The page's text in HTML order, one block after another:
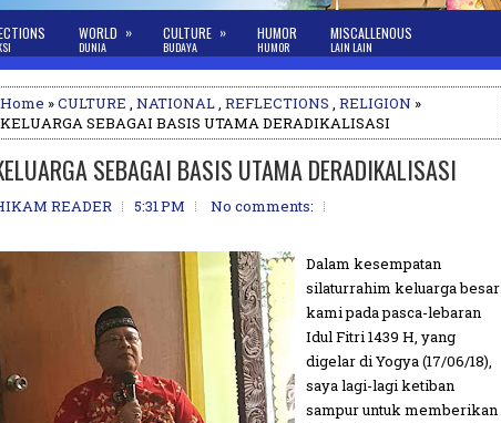
WORLD
DUNIA
» CULTURE
BUDAYA
» HUMOR
HUMOR
MISCALLENOUS
LAIN LAIN
Home »CULTURE , NATIONAL, REFLECTIONS , RELIGION »
KELUARGA SEBAGAI BASIS UTAMA DERADIKALISASI
SEBAGAI BASIS UTAMA DERADIKALISASI
READER 5:31 PM No comments:
Dalam kesempatan
silaturrahim keluarga besar
kami pada pasca-lebaran
Idul Fitri 1439 H, yang
digelar di Yogya (17/06/18),
saya lagi-lagi ketiban
sampur untuk memberikan